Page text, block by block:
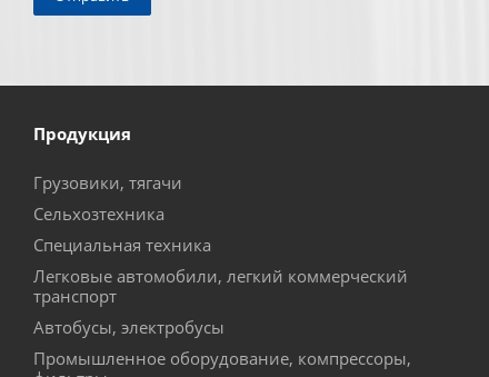
Продукция
Грузовики, тягачи
Сельхозтехника
Специальная техника
Легковые автомобили, легкий коммерческий
транспорт
Автобусы, электробусы
Промышленное оборудование, компрессоры,